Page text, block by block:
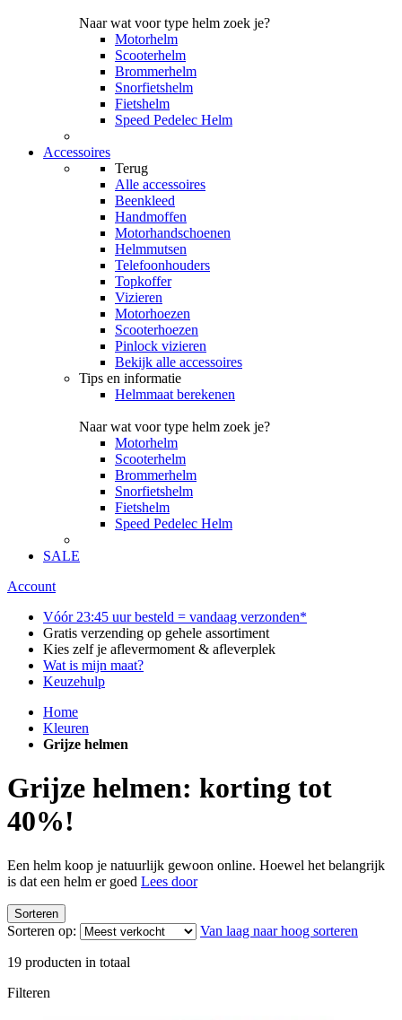
Naar wat voor type helm zoek je?
Motorhelm
Scooterhelm
Brommerhelm
Snorfietshelm
Fietshelm
Speed Pedelec Helm
Accessoires
Terug
Alle accessoires
Beenkleed
Handmoffen
Motorhandschoenen
Helmmutsen
Telefoonhouders
Topkoffer
Vizieren
Motorhoezen
Scooterhoezen
Pinlock vizieren
Bekijk alle accessoires
Tips en informatie
Helmmaat berekenen
Naar wat voor type helm zoek je?
Motorhelm
Scooterhelm
Brommerhelm
Snorfietshelm
Fietshelm
Speed Pedelec Helm
SALE
Account
Vóór 23:45 uur besteld = vandaag verzonden*
Gratis verzending op gehele assortiment
Kies zelf je aflevermoment & afleverplek
Wat is mijn maat?
Keuzehulp
Home
Kleuren
Grijze helmen
Grijze helmen: korting tot
40%!
Een helm koop je natuurlijk gewoon online. Hoewel het belangrijk
is dat een helm er goed Lees door
Sorteren
Sorteren op: Van laag naar hoog sorteren
19 producten in totaal
Filteren